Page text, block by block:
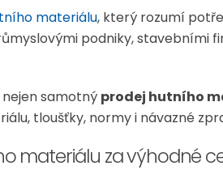
materiálu, který rozumí
podniky, stavebními
samotný prodej hutního
tloušťky, normy i návazné
materiálu za výhodné